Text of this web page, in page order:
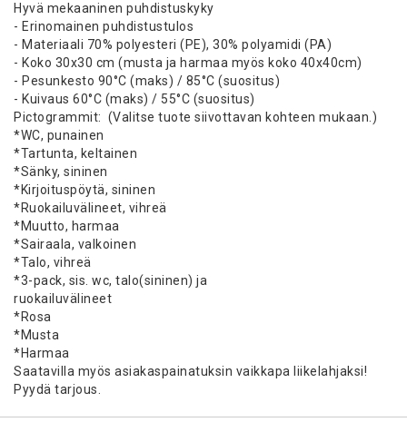
Hyvä mekaaninen puhdistuskyky
- Erinomainen puhdistustulos
- Materiaali 70% polyesteri (PE), 30% polyamidi (PA)
- Koko 30x30 cm (musta ja harmaa myös koko 40x40cm)
- Pesunkesto 90°C (maks) / 85°C (suositus)
- Kuivaus 60°C (maks) / 55°C (suositus)
Pictogrammit: (Valitse tuote siivottavan kohteen mukaan.)
*WC, punainen
*Tartunta, keltainen
*Sänky, sininen
*Kirjoituspöytä, sininen
*Ruokailuvälineet, vihreä
*Muutto, harmaa
*Sairaala, valkoinen
*Talo, vihreä
*3-pack, sis. wc, talo(sininen) ja
*Rosa
*Musta
*Harmaa
Saatavilla myös asiakaspainatuksin vaikkapa liikelahjaksi!
Pyydä tarjous.